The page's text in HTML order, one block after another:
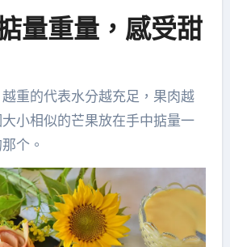
量重量，感受甜
重的代表水分越充足，果肉越
小相似的芒果放在手中掂量一
个。